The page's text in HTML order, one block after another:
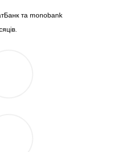
та monobank